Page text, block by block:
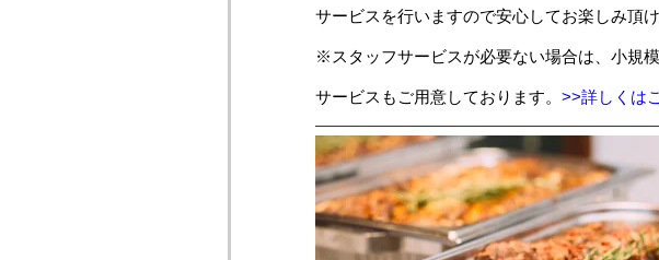
サービスを行いますので安心してお楽しみ頂け
※スタッフサービスが必要ない場合は、小規
サービスもご用意しております。 >>詳しくは